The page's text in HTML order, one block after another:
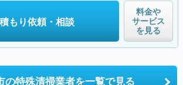
もり依頼・相談
料金や
サービス
を見る
の特殊清掃業者を一覧で見る